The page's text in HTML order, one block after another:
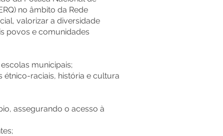
no âmbito da Rede
valorizar a diversidade
povos e comunidades
municipais;
raciais, história e cultura
assegurando o acesso à